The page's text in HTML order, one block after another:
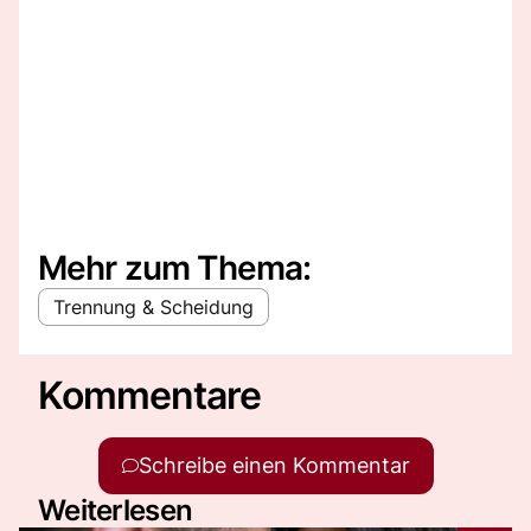
Mehr zum Thema:
Trennung & Scheidung
Kommentare
Schreibe einen Kommentar
Weiterlesen